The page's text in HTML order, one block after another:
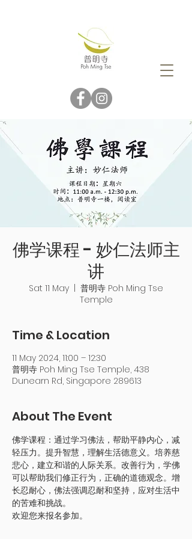
佛学课程 - 妙仁法师主
讲
Sat 11 May
普明寺 Poh Ming Tse
Temple
Time & Location
11 May 2024, 11:00 – 12:30
普明寺 Poh Ming Tse Temple, 438
Dunearn Rd, Singapore 289613
About The Event
佛学课程：通过学习佛法，帮助平静内心，减
轻压力。提升智慧，理解生活德意义。培养慈
悲心，建立和谐的人际关系。改善行为，学佛
可以帮助我们修正行为，正确的道德观念。增
长忍耐心，佛法强调忍耐和坚持，应对生活中
的苦难和挑战。
欢迎您来报名参加。